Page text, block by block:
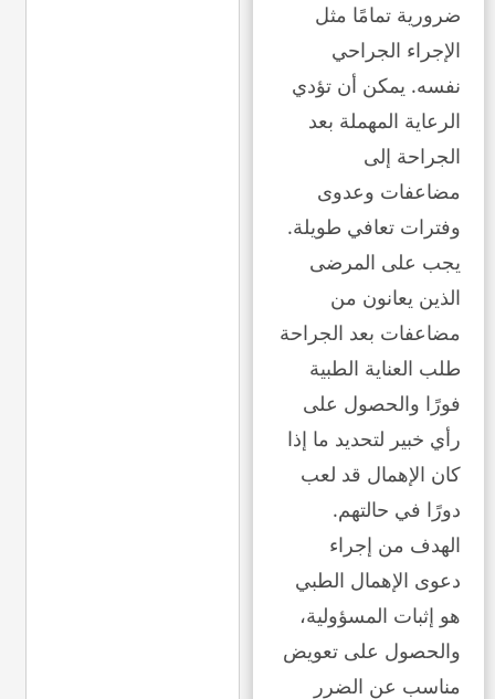
ضرورية تمامًا مثل
الإجراء الجراحي
نفسه. يمكن أن تؤدي
الرعاية المهملة بعد
الجراحة إلى
مضاعفات وعدوى
وفترات تعافي طويلة.
يجب على المرضى
الذين يعانون من
مضاعفات بعد الجراحة
طلب العناية الطبية
فورًا والحصول على
رأي خبير لتحديد ما إذا
كان الإهمال قد لعب
دورًا في حالتهم.
الهدف من إجراء
دعوى الإهمال الطبي
هو إثبات المسؤولية،
والحصول على تعويض
مناسب عن الضرر